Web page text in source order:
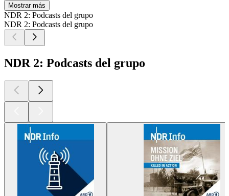
Mostrar más
NDR 2: Podcasts del grupo
NDR 2: Podcasts del grupo
NDR 2: Podcasts del grupo